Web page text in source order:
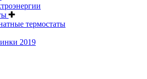
термостаты
2019